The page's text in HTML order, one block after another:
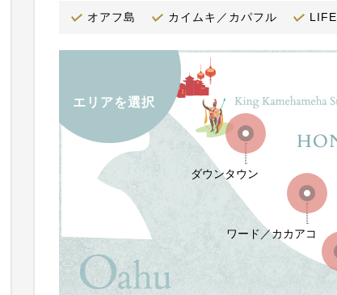
オアフ島 カイムキ／カパフル LIFE
エリアを選択
ワード／カカアコ
ダウンタウン